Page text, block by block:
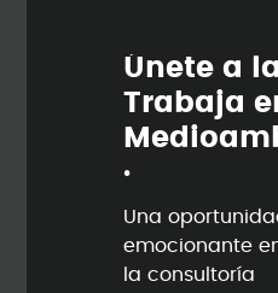
Únete a la
Trabaja e
Medioam
.
Una
emocionante
la consultoría